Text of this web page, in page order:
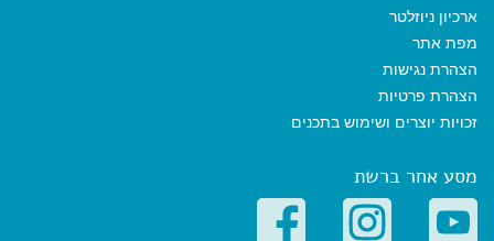
ארכיון ניוזלטר
מפת אתר
הצהרת נגישות
הצהרת פרטיות
זכויות יוצרים ושימוש בתכנים
מסע אחר ברשת